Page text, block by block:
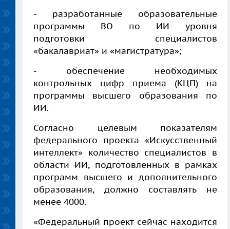
- разработанные образовательные
программы ВО по ИИ уровня
подготовки специалистов
«бакалавриат» и «магистратура»;
- обеспечение необходимых
контрольных цифр приема (КЦП) на
программы высшего образования по
ИИ.
Согласно целевым показателям
федерального проекта «Искусственный
интеллект» количество специалистов в
области ИИ, подготовленных в рамках
программ высшего и дополнительного
образования, должно составлять не
менее 4000.
«Федеральный проект сейчас находится